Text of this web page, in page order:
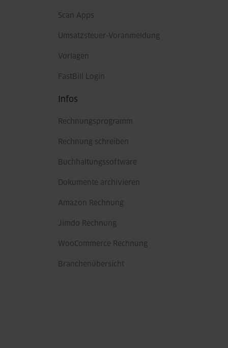
Scan Apps
Umsatzsteuer-Voranmeldung
Vorlagen
FastBill Login
Infos
Rechnungsprogramm
Rechnung schreiben
Buchhaltungssoftware
Dokumente archivieren
Amazon Rechnung
Jimdo Rechnung
WooCommerce Rechnung
Branchenübersicht